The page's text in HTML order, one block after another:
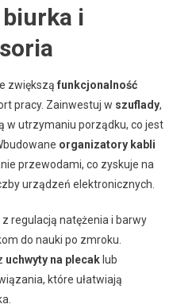
i
zwiększą funkcjonalność
pracy. Zainwestuj w szuflady,
w utrzymaniu porządku, co jest
organizatory kabli
przewodami, co zyskuje na
urządzeń elektronicznych.
z regulacją natężenia i barwy
do nauki po zmroku.
uchwyty na plecaklub
które ułatwiają